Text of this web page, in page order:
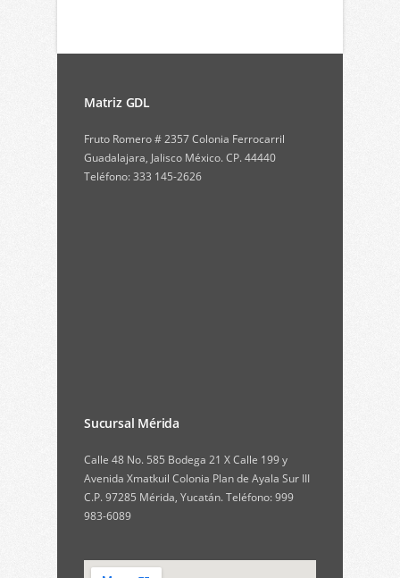
Matriz GDL
Fruto Romero # 2357 Colonia Ferrocarril
Guadalajara, Jalisco México. CP. 44440
Teléfono: 333 145-2626
Sucursal Mérida
Calle 48 No. 585 Bodega 21 X Calle 199 y
Avenida Xmatkuil Colonia Plan de Ayala Sur III
C.P. 97285 Mérida, Yucatán. Teléfono: 999
983-6089